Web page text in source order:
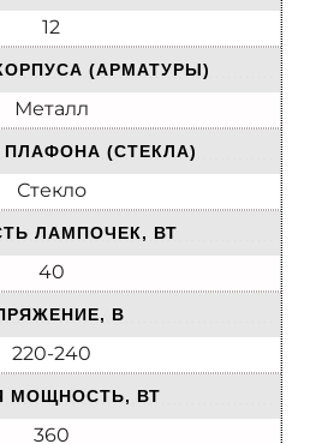
12
(АРМАТУРЫ)
Металл
ПЛАФОНА (СТЕКЛА)
Стекло
ЛАМПОЧЕК, ВТ
40
В
220-240
МОЩНОСТЬ, ВТ
360